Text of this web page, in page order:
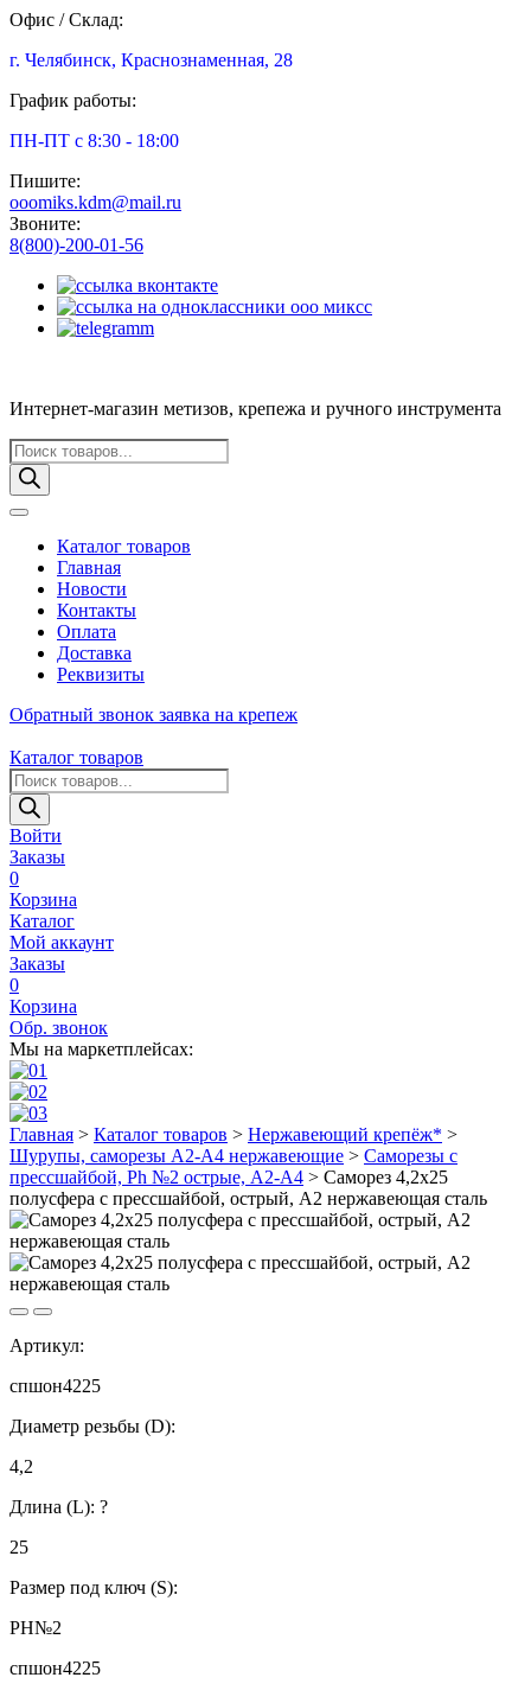
Офис / Склад:
г. Челябинск, Краснознаменная, 28
График работы:
ПН-ПТ с 8:30 - 18:00
Пишите:
ooomiks.kdm@mail.ru
Звоните:
8(800)-200-01-56
Интернет-магазин метизов, крепежа и ручного инструмента
Поиск
товаров
Каталог товаров
Главная
Новости
Контакты
Оплата
Доставка
Реквизиты
Обратный звонок заявка на крепеж
Каталог товаров
Поиск
товаров
Войти
Заказы
0
Корзина
Каталог
Мой аккаунт
Заказы
0
Корзина
Обр. звонок
Мы на маркетплейсах:
Главная > Каталог товаров > Нержавеющий крепёж* >
Шурупы, саморезы А2-А4 нержавеющие > Саморезы с
прессшайбой, Ph №2 острые, А2-А4 > Саморез 4,2х25
полусфера с прессшайбой, острый, А2 нержавеющая сталь
Артикул:
спшон4225
Диаметр резьбы (D):
4,2
Длина (L): ?
25
Размер под ключ (S):
РН№2
спшон4225